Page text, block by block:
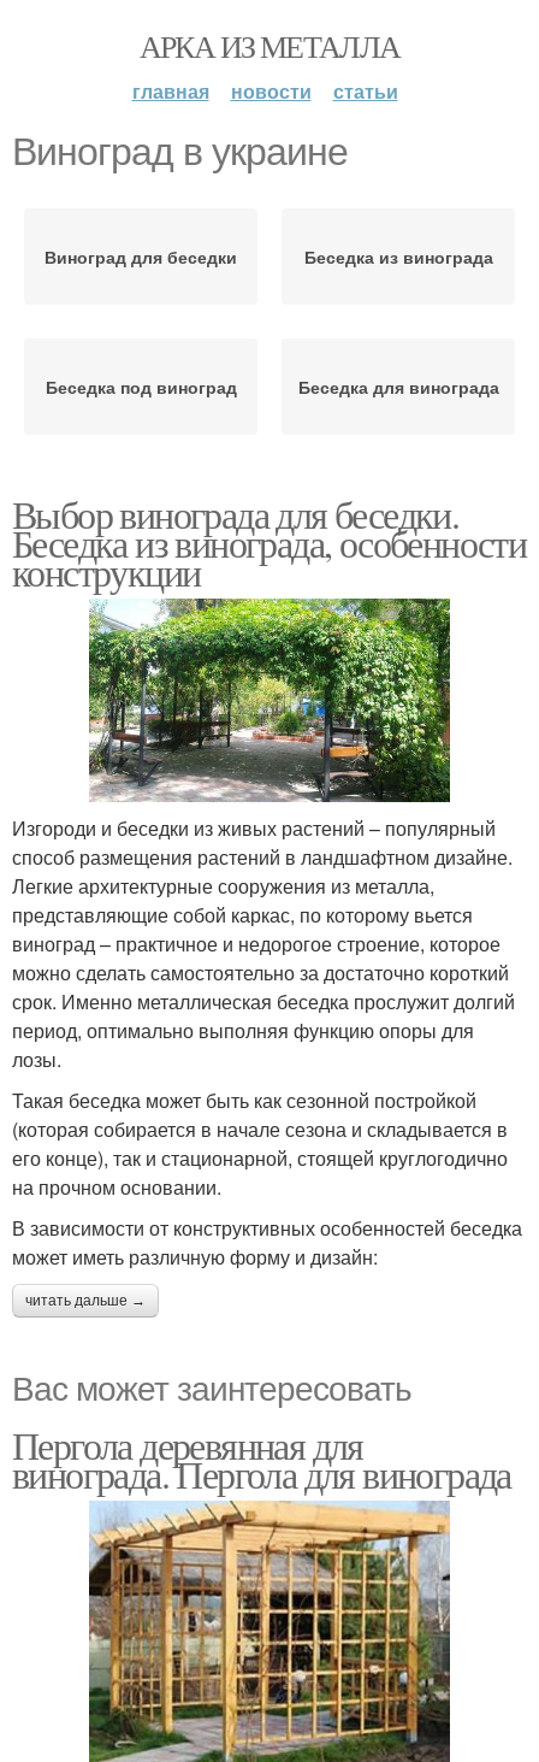
АРКА ИЗ МЕТАЛЛА
главная новости статьи
Виноград в украине
Виноград для беседки Беседка из винограда
Беседка под виноград Беседка для винограда
Выбор винограда для беседки.
Беседка из винограда, особенности
конструкции
Изгороди и беседки из живых растений – популярный
способ размещения растений в ландшафтном дизайне.
Легкие архитектурные сооружения из металла,
представляющие собой каркас, по которому вьется
виноград – практичное и недорогое строение, которое
можно сделать самостоятельно за достаточно короткий
срок. Именно металлическая беседка прослужит долгий
период, оптимально выполняя функцию опоры для
лозы.
Такая беседка может быть как сезонной постройкой
(которая собирается в начале сезона и складывается в
его конце), так и стационарной, стоящей круглогодично
на прочном основании.
В зависимости от конструктивных особенностей беседка
может иметь различную форму и дизайн:
читать дальше →
Вас может заинтересовать
Пергола деревянная для
винограда. Пергола для винограда